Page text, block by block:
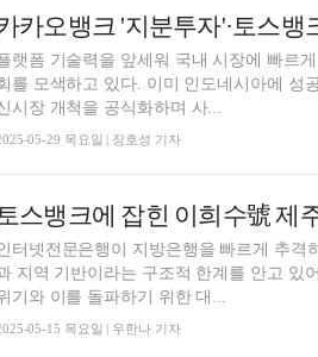
랫폼 기술력을 앞세워 국내 시장에 빠르
를 모색하고 있다. 이미 인도네시아에 성
시장 개척을 공식화하며 사...
05-29 목요일 | 장호성 기자
터넷전문은행이 지방은행을 빠르게 추
지역 기반이라는 구조적 한계를 안고 있
기와 이를 돌파하기 위한 대...
05-15 목요일 | 우한나 기자